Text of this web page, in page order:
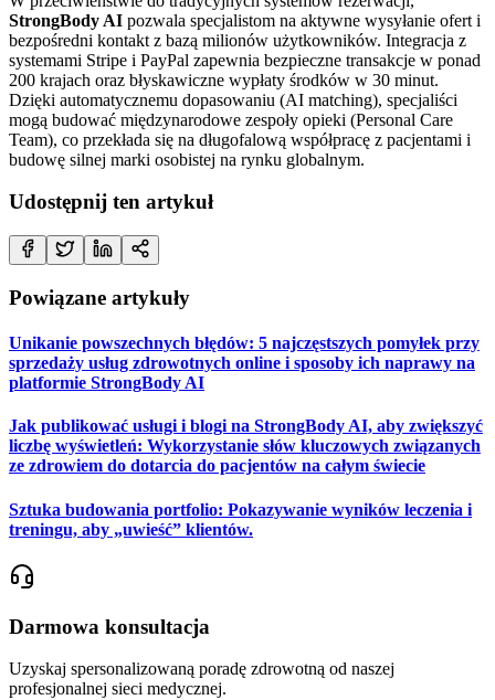
StrongBody AI pozwala specjalistom na aktywne wysyłanie ofert i
bezpośredni kontakt z bazą milionów użytkowników. Integracja z
systemami Stripe i PayPal zapewnia bezpieczne transakcje w ponad
200 krajach oraz błyskawiczne wypłaty środków w 30 minut.
Dzięki automatycznemu dopasowaniu (AI matching), specjaliści
mogą budować międzynarodowe zespoły opieki (Personal Care
Team), co przekłada się na długofalową współpracę z pacjentami i
budowę silnej marki osobistej na rynku globalnym.
Udostępnij ten artykuł
Powiązane artykuły
Unikanie powszechnych błędów: 5 najczęstszych pomyłek przy
sprzedaży usług zdrowotnych online i sposoby ich naprawy na
platformie StrongBody AI
Jak publikować usługi i blogi na StrongBody AI, aby zwiększyć
liczbę wyświetleń: Wykorzystanie słów kluczowych związanych
ze zdrowiem do dotarcia do pacjentów na całym świecie
Sztuka budowania portfolio: Pokazywanie wyników leczenia i
treningu, aby „uwieść” klientów.
Darmowa konsultacja
Uzyskaj spersonalizowaną poradę zdrowotną od naszej
profesjonalnej sieci medycznej.